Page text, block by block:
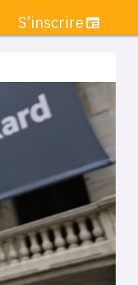
S’inscrire